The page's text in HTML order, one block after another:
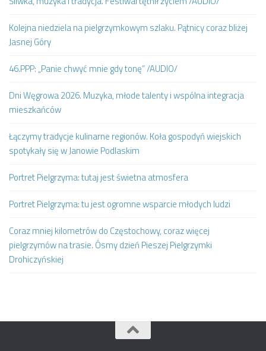
Kolejna niedziela na pielgrzymkowym szlaku. Pątnicy coraz bliżej
Jasnej Góry
46.PPP: „Panie chwyć mnie gdy tonę” /AUDIO/
Dni Węgrowa 2026. Muzyka, młode talenty i wspólna integracja
mieszkańców
Łączymy tradycje kulinarne regionów. Koła gospodyń wiejskich
spotykały się w Janowie Podlaskim
Portret Pielgrzyma: tutaj jest świetna atmosfera
Portret Pielgrzyma: tu jest ogromne wsparcie młodych ludzi
Coraz mniej kilometrów do Częstochowy, coraz więcej
pielgrzymów na trasie. Ósmy dzień Pieszej Pielgrzymki
Drohiczyńskiej